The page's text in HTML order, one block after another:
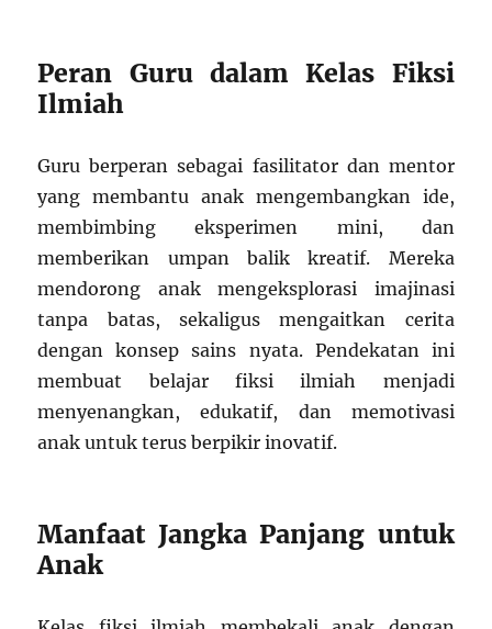
Peran Guru dalam Kelas Fiksi
Ilmiah
Guru berperan sebagai fasilitator dan mentor
yang membantu anak mengembangkan ide,
membimbing eksperimen mini, dan
memberikan umpan balik kreatif. Mereka
mendorong anak mengeksplorasi imajinasi
tanpa batas, sekaligus mengaitkan cerita
dengan konsep sains nyata. Pendekatan ini
membuat belajar fiksi ilmiah menjadi
menyenangkan, edukatif, dan memotivasi
anak untuk terus berpikir inovatif.
Manfaat Jangka Panjang untuk
Anak